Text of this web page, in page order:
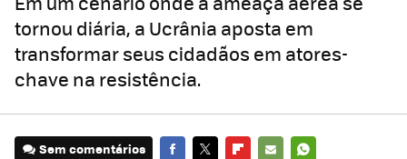
tornou diária, a Ucrânia aposta em
transformar seus cidadãos em atores-
chave na resistência.
Sem comentários